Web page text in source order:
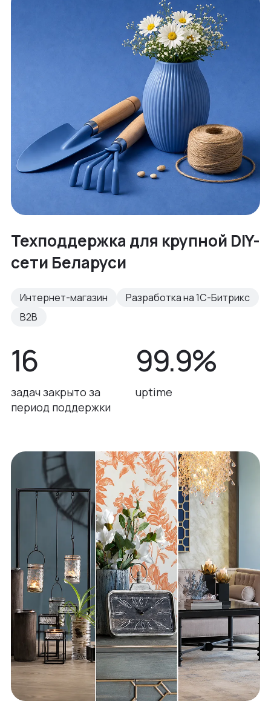
Техподдержка для крупной DIY-
сети Беларуси
Интернет-магазин
Разработка на 1С-Битрикс
B2B
16
задач закрыто за
период поддержки
99.9%
uptime